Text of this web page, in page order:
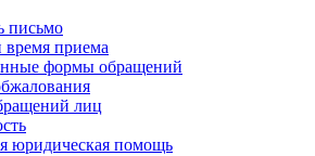
письмо
время приема
формы обращений
лиц
юридическая помощь